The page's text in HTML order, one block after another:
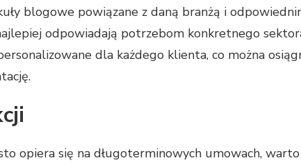
blogowe powiązane z daną branżą i
odpowiadają potrzebom konkretnego
dla każdego klienta, co można
opiera się na długoterminowych umowach, warto